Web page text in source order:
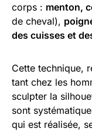
corps : menton,
de cheval),
des cuisses et
Cette technique,
tant chez les
sculpter la
sont
qui est réalisée,